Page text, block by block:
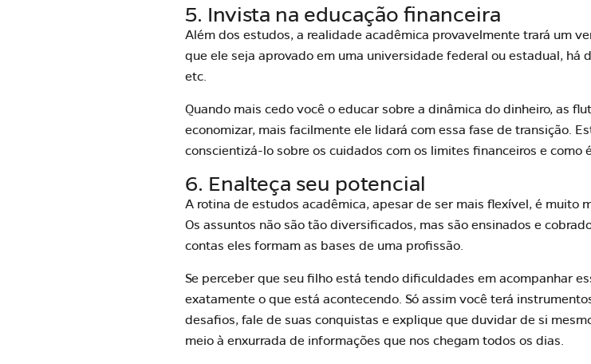
5. Invista na educação financeira
Além dos estudos, a realidade acadêmica provavelmente trará um
que ele seja aprovado em uma universidade federal ou estadual, há
etc.
Quando mais cedo você o educar sobre a dinâmica do dinheiro, as
economizar, mais facilmente ele lidará com essa fase de transição.
conscientizá-lo sobre os cuidados com os limites financeiros e como
6. Enalteça seu potencial
A rotina de estudos acadêmica, apesar de ser mais flexível, é muito
Os assuntos não são tão diversificados, mas são ensinados e
contas eles formam as bases de uma profissão.
Se perceber que seu filho está tendo dificuldades em acompanhar
exatamente o que está acontecendo. Só assim você terá
desafios, fale de suas conquistas e explique que duvidar de si
meio à enxurrada de informações que nos chegam todos os dias.